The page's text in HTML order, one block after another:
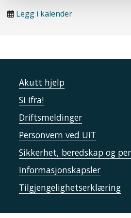
Legg i kalender
Akutt hjelp
Si ifra!
Driftsmeldinger
Personvern ved UiT
Sikkerhet, beredskap og
Informasjonskapsler
Tilgjengelighetserklæring